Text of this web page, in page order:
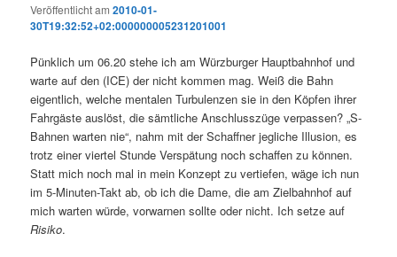
Veröffentlicht am2010-01-
30T19:32:52+02:000000005231201001
Pünklich um 06.20 stehe ich am Würzburger Hauptbahnhof und
warte auf den (ICE) der nicht kommen mag. Weiß die Bahn
eigentlich, welche mentalen Turbulenzen sie in den Köpfen ihrer
Fahrgäste auslöst, die sämtliche Anschlusszüge verpassen? „S-
Bahnen warten nie“, nahm mit der Schaffner jegliche Illusion, es
trotz einer viertel Stunde Verspätung noch schaffen zu können.
Statt mich noch mal in mein Konzept zu vertiefen, wäge ich nun
im 5-Minuten-Takt ab, ob ich die Dame, die am Zielbahnhof auf
mich warten würde, vorwarnen sollte oder nicht. Ich setze auf
Risiko.